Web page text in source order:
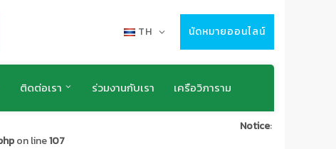
TH นัดหมายออนไลน์
ติดต่อเรา ร่วมงานกับเรา เครือวิภาราม
Notice:
on line107